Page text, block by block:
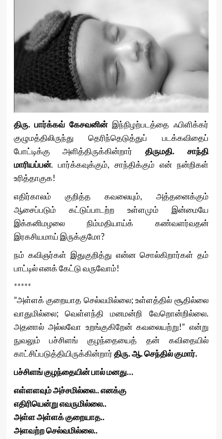
திரு. பார்க்கவ் கேசவனின்இந்நிழற்படத்தை ஃபிளிக்கர்
குழுமத்திலிருந்து தெரிந்தெடுத்துப் படக்கவிதைப்
போட்டிக்கு அளித்திருக்கின்றார் திருமதி. சாந்தி
மாரியப்பன். பார்க்கவுக்கும், சாந்திக்கும் என் நன்றிகள்
உரித்தாகுக!
எதிர்காலம் குறித்த கவலையும், அத்தனைக்கும்
ஆசைப்படும் கட்டுப்பாடற்ற உள்ளமும் இன்மையே
இக்கனிமழலை நிம்மதியாய்க் கண்வளர்வதன்
இரகசியமாய் இருக்குமோ?
நம் கவிஞர்கள் இதுகுறித்து என்ன சொல்கிறார்கள் தம்
பாட்டில் எனக் கேட்டு வருவோம்!
*****
”அள்ளக் குறையாத செல்வமில்லை; உள்ளத்தில் சூதில்லை
வாதுமில்லை; வெள்ளந்தி மனமன்றி வேறொன்றில்லை.
அதனால் அல்லவோ உறங்குகிறேன் கவலையற்று!” என்று
நுவலும் பச்சிளங் குழந்தையைத் தன் கவிதையில்
காட்சிப்படுத்தியிருக்கின்றார்திரு. ஆ.செந்தில்குமார்.
பச்சிளங்குழந்தையின்பால்மனது…
எள்ளளவும் அச்சமில்லை.. எனக்கு
எதிரியென்று எவருமில்லை..
அள்ள அள்ளக் குறையாத..
அளவற்ற செல்வமில்லை..